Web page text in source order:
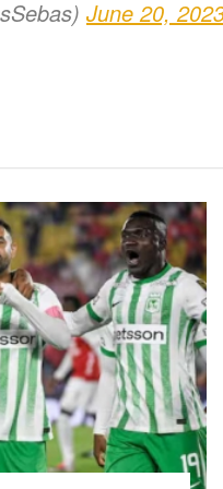
June 20,